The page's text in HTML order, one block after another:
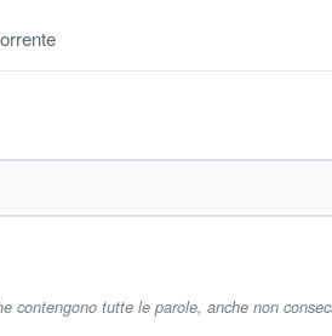
contengono tutte le parole, anche non